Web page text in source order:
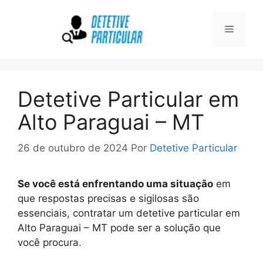
Menu
Detetive Particular em
Alto Paraguai – MT
26 de outubro de 2024 Por Detetive Particular
Se você está enfrentando uma situação em
que respostas precisas e sigilosas são
essenciais, contratar um detetive particular em
Alto Paraguai – MT pode ser a solução que
você procura.